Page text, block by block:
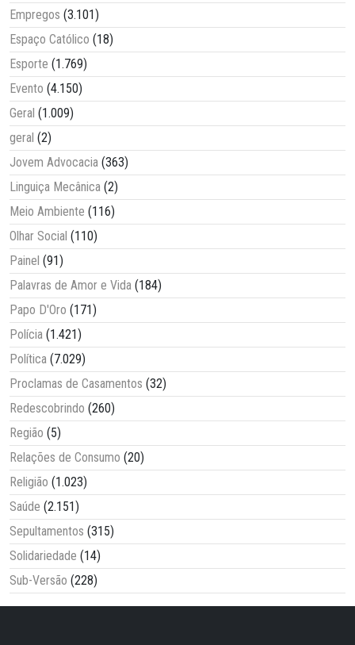
Empregos (3.101)
Espaço Católico (18)
Esporte (1.769)
Evento (4.150)
Geral (1.009)
geral (2)
Jovem Advocacia (363)
Linguiça Mecânica (2)
Meio Ambiente (116)
Olhar Social (110)
Painel (91)
Palavras de Amor e Vida (184)
Papo D'Oro (171)
Polícia (1.421)
Política (7.029)
Proclamas de Casamentos (32)
Redescobrindo (260)
Região (5)
Relações de Consumo (20)
Religião (1.023)
Saúde (2.151)
Sepultamentos (315)
Solidariedade (14)
Sub-Versão (228)